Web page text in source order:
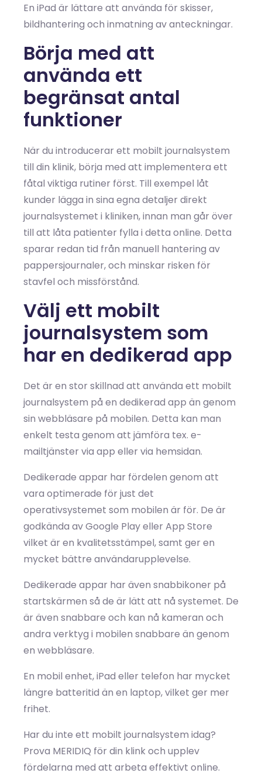
En iPad är lättare att använda för skisser,
bildhantering och inmatning av anteckningar.
Börja med att
använda ett
begränsat antal
funktioner
När du introducerar ett mobilt journalsystem
till din klinik, börja med att implementera ett
fåtal viktiga rutiner först. Till exempel låt
kunder lägga in sina egna detaljer direkt
journalsystemet i kliniken, innan man går över
till att låta patienter fylla i detta online. Detta
sparar redan tid från manuell hantering av
pappersjournaler, och minskar risken för
stavfel och missförstånd.
Välj ett mobilt
journalsystem som
har en dedikerad app
Det är en stor skillnad att använda ett mobilt
journalsystem på en dedikerad app än genom
sin webbläsare på mobilen. Detta kan man
enkelt testa genom att jämföra tex. e-
mailtjänster via app eller via hemsidan.
Dedikerade appar har fördelen genom att
vara optimerade för just det
operativsystemet som mobilen är för. De är
godkända av Google Play eller App Store
vilket är en kvalitetsstämpel, samt ger en
mycket bättre användarupplevelse.
Dedikerade appar har även snabbikoner på
startskärmen så de är lätt att nå systemet. De
är även snabbare och kan nå kameran och
andra verktyg i mobilen snabbare än genom
en webbläsare.
En mobil enhet, iPad eller telefon har mycket
längre batteritid än en laptop, vilket ger mer
frihet.
Har du inte ett mobilt journalsystem idag?
Prova MERIDIQ för din klink och upplev
fördelarna med att arbeta effektivt online.